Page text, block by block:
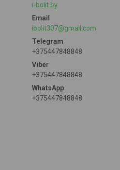
i-bolit.by
ibolit307@gmail.com
+375447848848
+375447848848
+375447848848